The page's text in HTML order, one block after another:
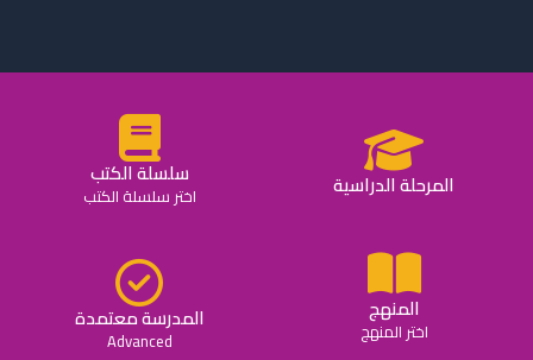
المرحلة الدراسية سلسلة الكتب
اختر سلسلة الكتب
المنهج
اختر المنهج المدرسة معتمدة
Advanced